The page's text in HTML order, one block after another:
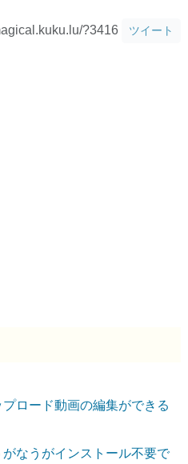
?3416 ツイート
プロード動画の編集ができる
がなうがインストール不要で